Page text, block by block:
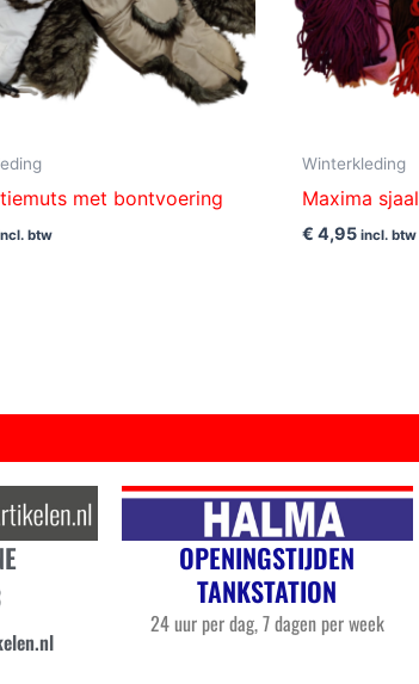
met bontvoering
btw
Winterkleding
Maxima sjaal
€ 4,95 incl. btw
OPENINGSTIJDEN
TANKSTATION
24 uur per dag, 7 dagen per week